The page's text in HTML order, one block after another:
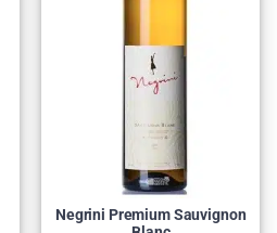
Negrini Premium Sauvignon